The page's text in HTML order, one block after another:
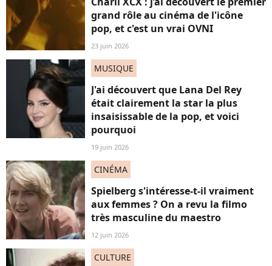
grand rôle au cinéma de l'icône
pop, et c'est un vrai OVNI
23 juin 2026
MUSIQUE
J'ai découvert que Lana Del Rey
était clairement la star la plus
insaisissable de la pop, et voici
pourquoi
19 juin 2026
CINÉMA
Spielberg s'intéresse-t-il vraiment
aux femmes ? On a revu la filmo
très masculine du maestro
12 juin 2026
CULTURE